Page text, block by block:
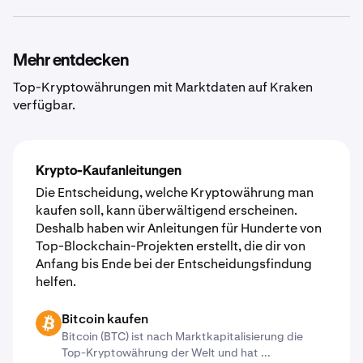
dies unterstützt. Gib einfach die externe Wallet-Adresse
später in deiner Wallet sein.
für dich zugänglich zu halten. Wir glauben zwar nach wie
vor, dass der sicherste Ort für deine Kryptowährung
deine eigene Krypto-Wallet ist, aber wir bemühen uns
ständig darum, so transparent und sicher wie möglich zu
Sicherheitsstandards.
Mehr entdecken
Top-Kryptowährungen mit Marktdaten auf Kraken
verfügbar.
Krypto-Kaufanleitungen
Die Entscheidung, welche Kryptowährung man
kaufen soll, kann überwältigend erscheinen.
Deshalb haben wir Anleitungen für Hunderte von
Top-Blockchain-Projekten erstellt, die dir von
Anfang bis Ende bei der Entscheidungsfindung
helfen.
BTC Bitcoin kaufen
Bitcoin (BTC) ist nach Marktkapitalisierung die
Top-Kryptowährung der Welt und hat ...